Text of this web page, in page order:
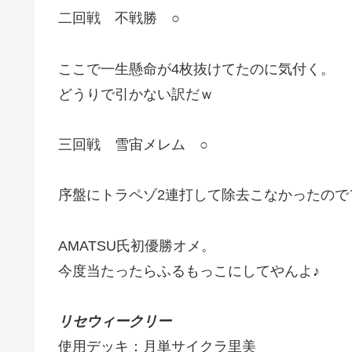
二回戦 不戦勝 ○
ここで一生懸命が4枚抜けてたのに気付く。
どうりで引かない訳だｗ
三回戦 雪宙メレム ○
序盤にトラペゾ2連打して除去こなかったので
AMATSU氏初優勝オメ。
今度当たったらふるもっこにしてやんよ♪
リセウィークリー
使用デッキ：月単サイクラ里美